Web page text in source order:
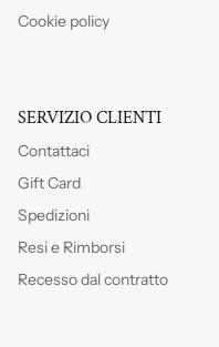
Cookie policy
SERVIZIO CLIENTI
Contattaci
Gift Card
Spedizioni
Resi e Rimborsi
Recesso dal contratto